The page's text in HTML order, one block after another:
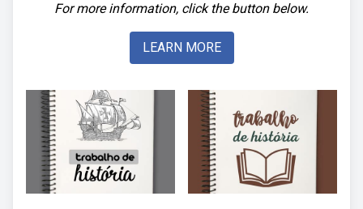
For more information, click the button below.
LEARN MORE